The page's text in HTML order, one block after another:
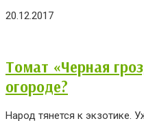
20.12.2017
Томат «Черная
огороде?
Народ тянется к экзотике.